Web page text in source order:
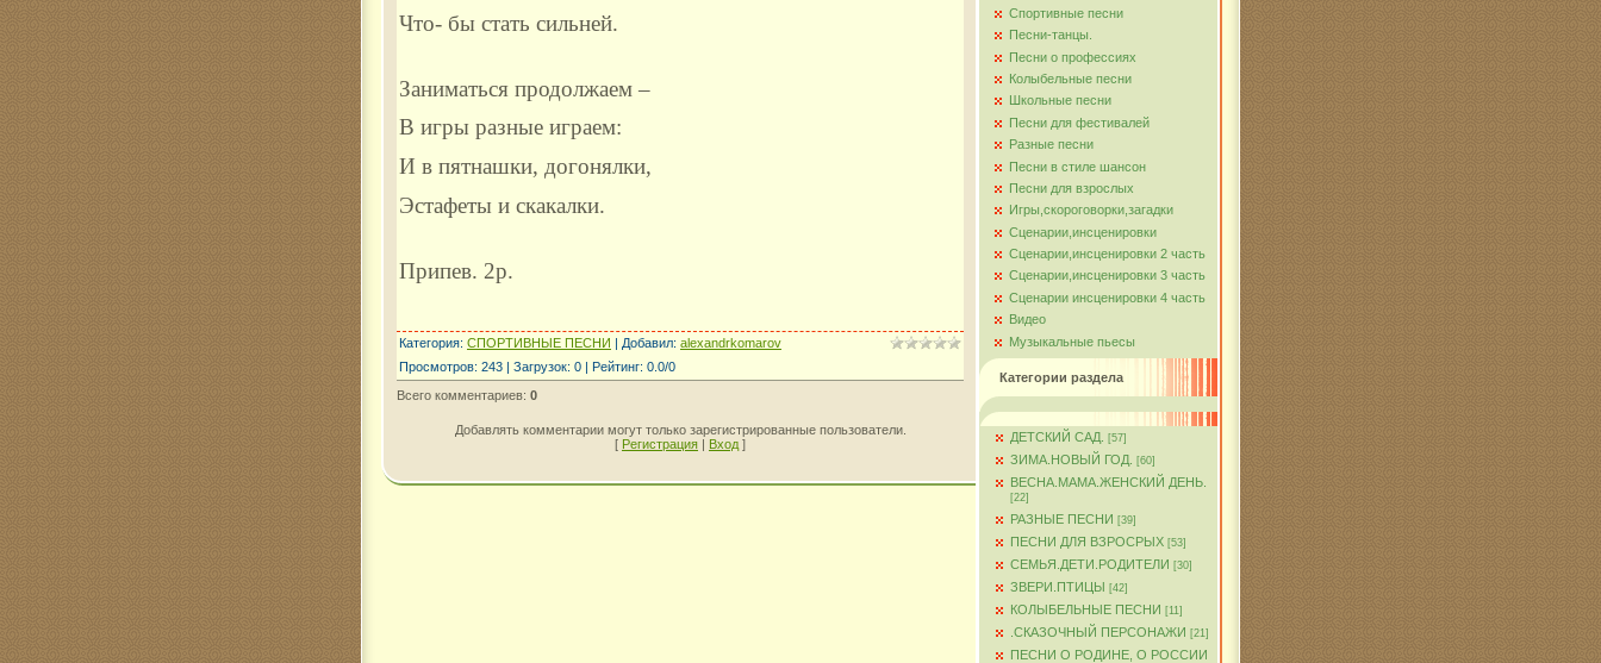
Что- бы стать сильней.
Заниматься продолжаем –
В игры разные играем:
И в пятнашки, догонялки,
Эстафеты и скакалки.
Припев. 2р.
Категория: СПОРТИВНЫЕ ПЕСНИ | Добавил: alexandrkomarov
Просмотров: 243 | Загрузок: 0 | Рейтинг: 0.0/0
Всего комментариев: 0
Добавлять комментарии могут только зарегистрированные пользователи.
[ Регистрация | Вход ]
Спортивные песни
Песни-танцы.
Песни о профессиях
Колыбельные песни
Школьные песни
Песни для фестивалей
Разные песни
Песни в стиле шансон
Песни для взрослых
Игры,скороговорки,загадки
Сценарии,инсценировки
Сценарии,инсценировки 2 часть
Сценарии,инсценировки 3 часть
Сценарии инсценировки 4 часть
Видео
Музыкальные пьесы
Категории раздела
ДЕТСКИЙ САД. [57]
ЗИМА.НОВЫЙ ГОД. [60]
ВЕСНА.МАМА.ЖЕНСКИЙ ДЕНЬ.
[22]
РАЗНЫЕ ПЕСНИ [39]
ПЕСНИ ДЛЯ ВЗРОСРЫХ [53]
СЕМЬЯ.ДЕТИ.РОДИТЕЛИ [30]
ЗВЕРИ.ПТИЦЫ [42]
КОЛЫБЕЛЬНЫЕ ПЕСНИ [11]
.СКАЗОЧНЫЙ ПЕРСОНАЖИ [21]
ПЕСНИ О РОДИНЕ, О РОССИИ